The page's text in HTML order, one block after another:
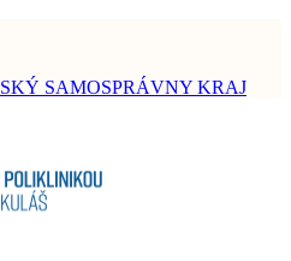
SAMOSPRÁVNY KRAJ